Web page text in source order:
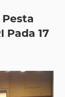
Pada 17